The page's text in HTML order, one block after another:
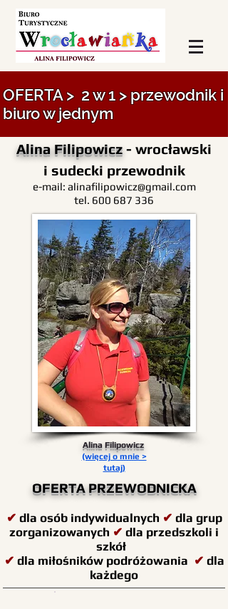
OFERTA > 2 w 1 > przewodnik i
biuro w jednym
Alina Filipowicz- wrocławski
i sudecki przewodnik
e-mail: alinafilipowicz@gmail.com
tel. 600 687 336
Alina Filipowicz
(więcej o mnie >
tutaj)
OFERTA PRZEWODNICKA
✔ dla osób indywidualnych ✔ dla grup
zorganizowanych ✔ dla przedszkoli i
szkół
✔ dla miłośników podróżowania ✔ dla
każdego